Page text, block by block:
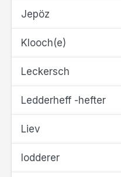
Jepöz
Klooch(e)
Leckersch
Ledderheff -hefter
Liev
lodderer